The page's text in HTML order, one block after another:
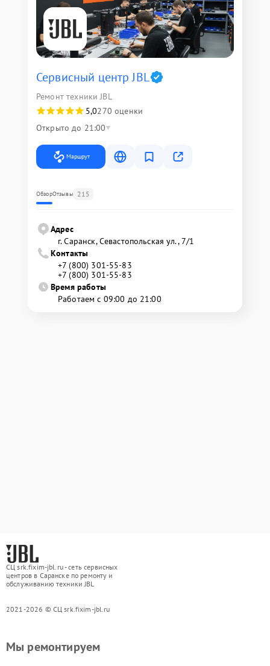
Сервисный центр JBL
Ремонт техники JBL
5,0270 оценки
Открыто до 21:00
Маршрут
ОбзорОтзывы 215
Адрес
г. Саранск, Севастопольская ул., 7/1
Контакты
+7 (800) 301-55-83
+7 (800) 301-55-83
Время работы
Работаем с 09:00 до 21:00
СЦ srk.fixim-jbl.ru - сеть сервисных
центров в Саранске по ремонту и
обслуживанию техники JBL
2021-2026 © СЦ srk.fixim-jbl.ru
Мы ремонтируем